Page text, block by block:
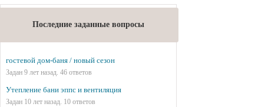
Последние заданные вопросы
гостевой дом-баня / новый сезон
Задан 9 лет назад. 46 ответов
Утепление бани эппс и вентиляция
Задан 10 лет назад. 10 ответов